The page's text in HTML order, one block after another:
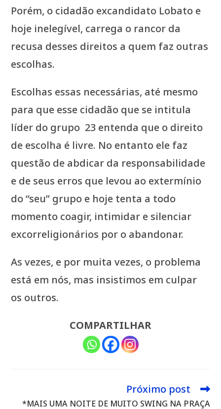
Porém, o cidadão excandidato Lobato e
hoje inelegível, carrega o rancor da
recusa desses direitos a quem faz outras
escolhas.
Escolhas essas necessárias, até mesmo
para que esse cidadão que se intitula
líder do grupo 23 entenda que o direito
de escolha é livre. No entanto ele faz
questão de abdicar da responsabilidade
e de seus erros que levou ao extermínio
do “seu” grupo e hoje tenta a todo
momento coagir, intimidar e silenciar
excorreligionários por o abandonar.
As vezes, e por muita vezes, o problema
está em nós, mas insistimos em culpar
os outros.
COMPARTILHAR
artigos
Próximo post
*MAIS UMA NOITE DE MUITO SWING NA PRAÇA